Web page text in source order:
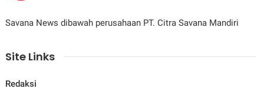
Savana News dibawah perusahaan PT. Citra Savana Mandiri
Site Links
Redaksi